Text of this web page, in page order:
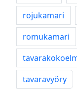
rojukamari
romukamari
tavaravyöry